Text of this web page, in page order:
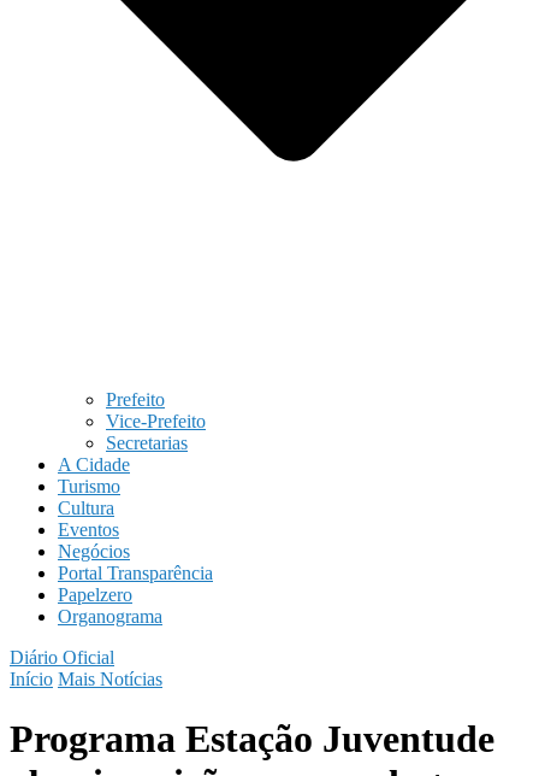
Prefeito
Vice-Prefeito
Secretarias
A Cidade
Turismo
Cultura
Eventos
Negócios
Portal Transparência
Papelzero
Organograma
Diário Oficial
Início Mais Notícias
Programa Estação Juventude